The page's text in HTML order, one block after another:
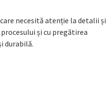
necesită atenție la detalii și
și cu pregătirea
durabilă.